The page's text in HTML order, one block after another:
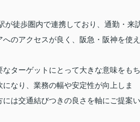
が徒歩圏内で連携しており、通勤・来
のアクセスが良く、阪急・阪神を使え
ターゲットにとって大きな意味をもち
なり、業務の幅や安定性が向上しま
は交通結びつきの良さを軸にご提案い